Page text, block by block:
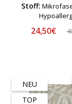
Stoff:
24,50€
NEU
TOP